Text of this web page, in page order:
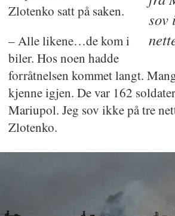
sov
Zlotenko satt på saken.
– Alle likene…de kom i
biler. Hos noen hadde
forråtnelsen kommet langt.
kjenne igjen. De var 162
Mariupol. Jeg sov ikke på tre
Zlotenko.